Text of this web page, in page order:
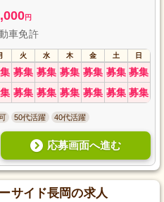
円
車免許
火 水 木 金 土 日
募集 募集 募集 募集 募集 募集
募集 募集 募集 募集 募集 募集
50代活躍 40代活躍
応募画面へ進む
サイド長岡の求人